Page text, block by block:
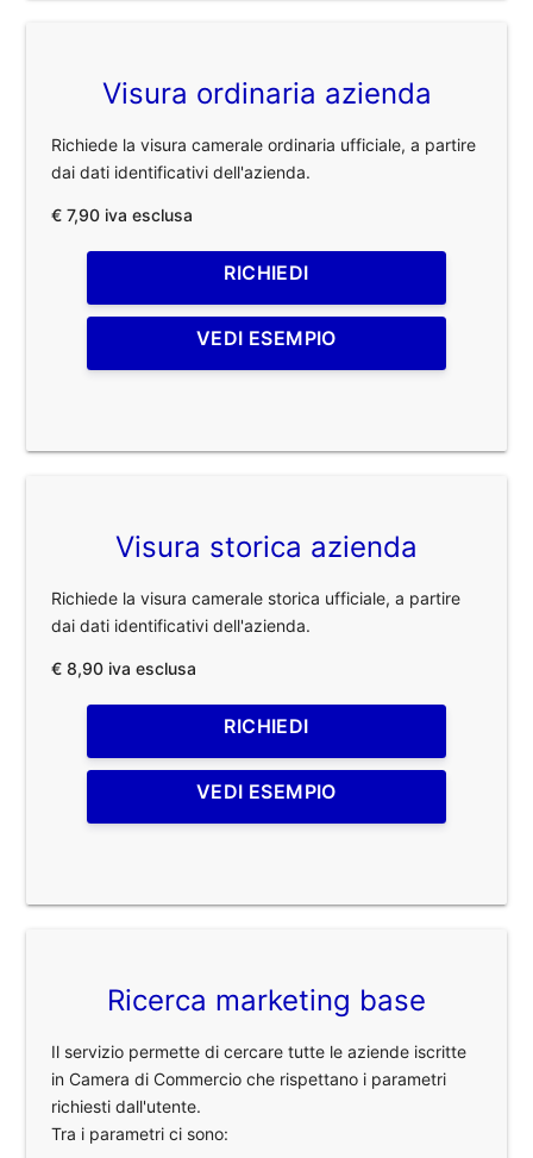
Visura ordinaria azienda
Richiede la visura camerale ordinaria ufficiale, a partire
dai dati identificativi dell'azienda.
€ 7,90 iva esclusa
RICHIEDI
VEDI ESEMPIO
Visura storica azienda
Richiede la visura camerale storica ufficiale, a partire
dai dati identificativi dell'azienda.
€ 8,90 iva esclusa
RICHIEDI
VEDI ESEMPIO
Ricerca marketing base
Il servizio permette di cercare tutte le aziende iscritte
in Camera di Commercio che rispettano i parametri
richiesti dall'utente.
Tra i parametri ci sono: